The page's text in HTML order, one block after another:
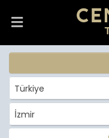
Türkiye
İzmir